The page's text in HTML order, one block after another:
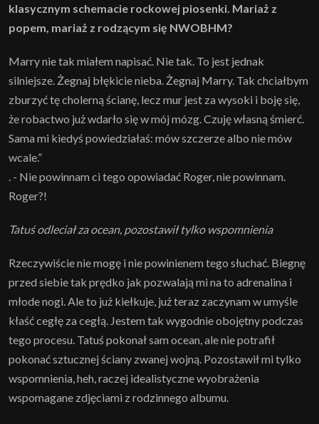
klasycznym schemacie rockowej piosenki. Mariaż z
popem, mariaż z rodzącym się NWOBHM?
Marry nie tak miałem napisać. Nie tak. To jest jednak
silniejsze. Żegnaj błękicie nieba. Żegnaj Marry. Tak chciałbym
zburzyć tę cholerną ścianę, lecz mur jest za wysoki i boję się,
że robactwo już wdarło się w mój mózg. Czuję własną śmierć.
Sama mi kiedyś powiedziałaś: mów szczerze albo nie mów
wcale.”
. - Nie powinnam ci tego opowiadać Roger, nie powinnam.
Roger?!
Tatuś odleciał za ocean, pozostawił tylko wspomnienia
Rzeczywiście nie mogę i nie powinienem tego słuchać. Biegnę
przed siebie tak prędko jak pozwalają mi na to adrenalina i
młode nogi. Ale to już kiełkuje, już teraz zaczynam w umyśle
kłaść cegłę za cegłą. Jestem tak wygodnie obojętny podczas
tego procesu. Tatuś pokonał sam ocean, ale nie potrafił
pokonać sztucznej ściany zwanej wojną. Pozostawił mi tylko
wspomnienia, heh, raczej idealistyczne wyobrażenia
wspomagane zdjęciami z rodzinnego albumu.